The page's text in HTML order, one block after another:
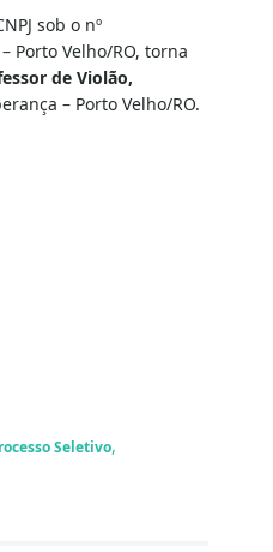
sob o nº
Porto Velho/RO, torna
de Violão,
– Porto Velho/RO.
Seletivo,